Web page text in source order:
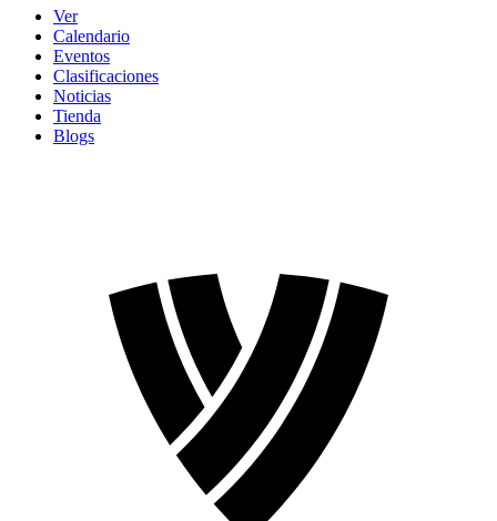
Ver
Calendario
Eventos
Clasificaciones
Noticias
Tienda
Blogs